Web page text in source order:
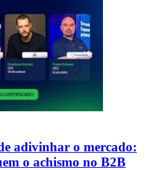
adivinhar o mercado:
o achismo no B2B